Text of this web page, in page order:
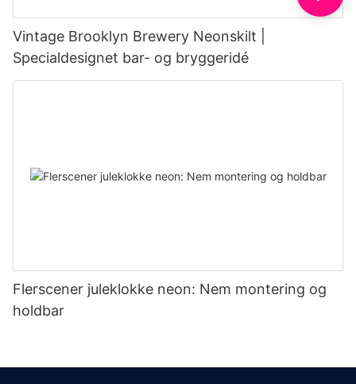
Vintage Brooklyn Brewery Neonskilt |
Specialdesignet bar- og bryggeridé
Flerscener juleklokke neon: Nem montering og
holdbar